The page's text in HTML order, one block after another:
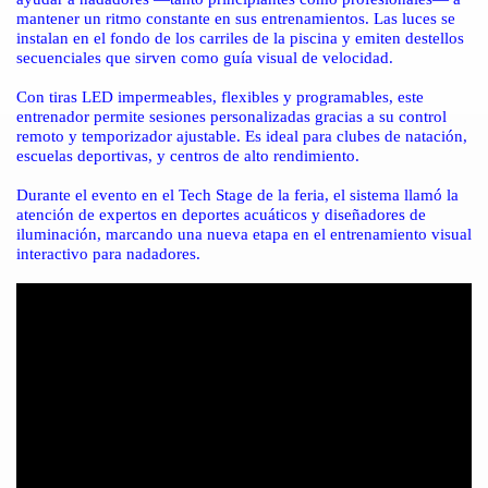
mantener un ritmo constante en sus entrenamientos. Las luces se
instalan en el fondo de los carriles de la piscina y emiten destellos
secuenciales que sirven como guía visual de velocidad.
Con tiras LED impermeables, flexibles y programables, este
entrenador permite sesiones personalizadas gracias a su control
remoto y temporizador ajustable. Es ideal para clubes de natación,
escuelas deportivas, y centros de alto rendimiento.
Durante el evento en el Tech Stage de la feria, el sistema llamó la
atención de expertos en deportes acuáticos y diseñadores de
iluminación, marcando una nueva etapa en el entrenamiento visual
interactivo para nadadores.